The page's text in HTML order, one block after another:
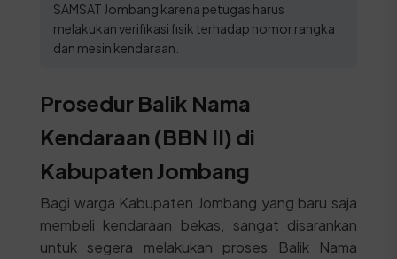
SAMSAT Jombang karena petugas harus
melakukan verifikasi fisik terhadap nomor rangka
dan mesin kendaraan.
Prosedur Balik Nama
Kendaraan (BBN II) di
Kabupaten Jombang
Bagi warga Kabupaten Jombang yang baru saja
membeli kendaraan bekas, sangat disarankan
untuk segera melakukan proses Balik Nama